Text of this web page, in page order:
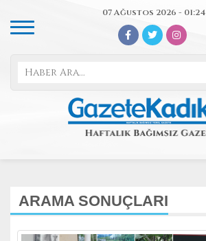
07 Ağustos 2026 - 01:24
ARAMA SONUÇLARI